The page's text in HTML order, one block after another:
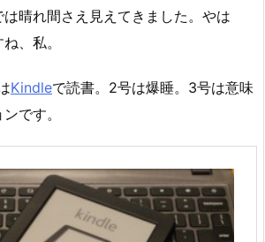
晴れ間さえ見えてきました。やは
、私。
Kindleで読書。2号は爆睡。3号は意味
です。